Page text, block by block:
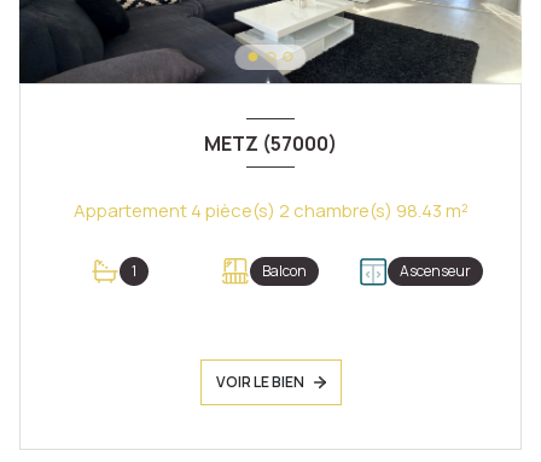
METZ (57000)
Appartement 4 pièce(s) 2 chambre(s) 98.43 m²
1 Balcon Ascenseur
VOIR LE BIEN